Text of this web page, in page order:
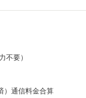
システム切替作業を行っ
間：2026年
寄附金受領証明書：シス
不要）
）通信料金合算